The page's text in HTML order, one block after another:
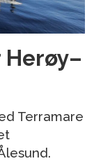
Terramare